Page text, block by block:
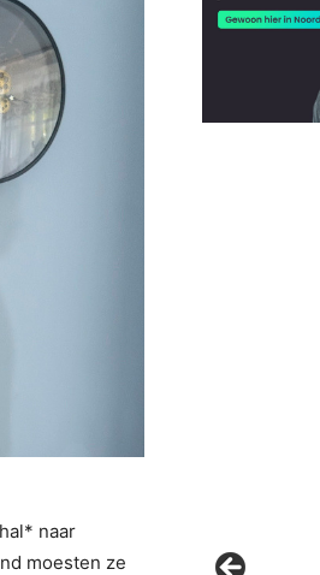
naar
moesten ze